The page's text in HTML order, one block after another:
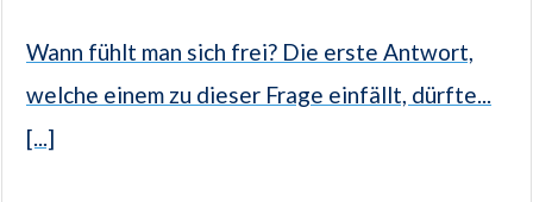
Wann fühlt man sich frei? Die erste Antwort,
welche einem zu dieser Frage einfällt, dürfte...
[...]